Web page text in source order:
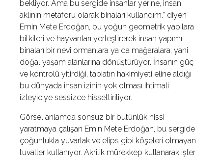
bekliyor. Ama bu sergide insanlar yerine, insan
aklının metaforu olarak binaları kullandım.” diyen
Emin Mete Erdoğan, bu yoğun geometrik yapılara
bitkileri ve hayvanları yerleştirerek insan yapımı
binaları bir nevi ormanlara ya da mağaralara; yani
doğal yaşam alanlarına dönüştürüyor. İnsanın güç
ve kontrolü yitirdiği, tabiatın hakimiyeti eline aldığı
bu dünyada insan izinin yok olması ihtimali
izleyiciye sessizce hissettiriliyor.
Görsel anlamda sonsuz bir bütünlük hissi
yaratmaya çalışan Emin Mete Erdoğan, bu sergide
çoğunlukla yuvarlak ve elips gibi köşeleri olmayan
tuvaller kullanıyor. Akrilik mürekkep kullanarak işler